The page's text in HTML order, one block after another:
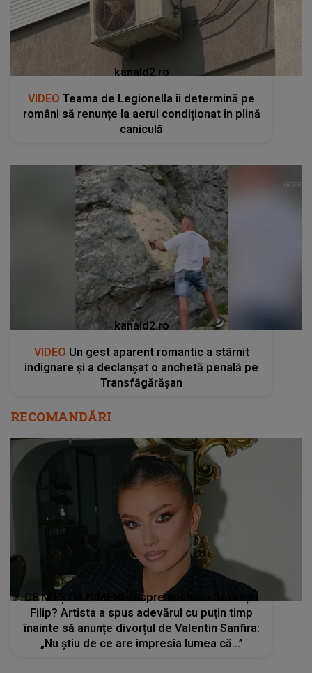
kanald2.ro
VIDEO Teama de Legionella îi determină pe
români să renunțe la aerul condiționat în plină
caniculă
kanald2.ro
VIDEO Un gest aparent romantic a stârnit
indignare și a declanșat o anchetă penală pe
Transfăgărășan
RECOMANDĂRI
CE NU ȘTIA NIMENI despre căsnicia Codruței
Filip? Artista a spus adevărul cu puțin timp
înainte să anunțe divorțul de Valentin Sanfira:
„Nu știu de ce are impresia lumea că...”